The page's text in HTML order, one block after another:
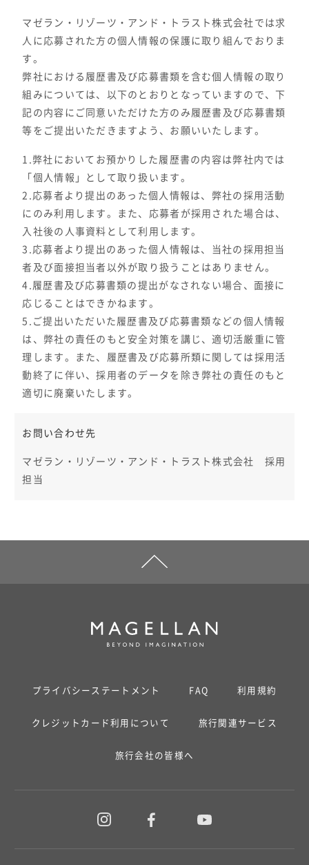
マゼラン・リゾーツ・アンド・トラスト株式会社では求
人に応募された方の個人情報の保護に取り組んでおりま
す。
弊社における履歴書及び応募書類を含む個人情報の取り
組みについては、以下のとおりとなっていますので、下
記の内容にご同意いただけた方のみ履歴書及び応募書類
等をご提出いただきますよう、お願いいたします。
1.弊社においてお預かりした履歴書の内容は弊社内では
「個人情報」として取り扱います。
2.応募者より提出のあった個人情報は、弊社の採用活動
にのみ利用します。また、応募者が採用された場合は、
入社後の人事資料として利用します。
3.応募者より提出のあった個人情報は、当社の採用担当
者及び面接担当者以外が取り扱うことはありません。
4.履歴書及び応募書類の提出がなされない場合、面接に
応じることはできかねます。
5.ご提出いただいた履歴書及び応募書類などの個人情報
は、弊社の責任のもと安全対策を講じ、適切活厳重に管
理します。また、履歴書及び応募所類に関しては採用活
動終了に伴い、採用者のデータを除き弊社の責任のもと
適切に廃棄いたします。
お問い合わせ先
マゼラン・リゾーツ・アンド・トラスト株式会社 採用
担当
プライバシーステートメント FAQ 利用規約
クレジットカード利用について 旅行関連サービス
旅行会社の皆様へ